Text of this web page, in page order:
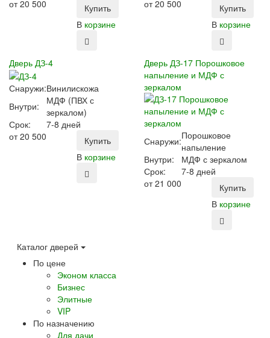
от20 500
Купить
В корзине
от20 500
Купить
В корзине
Дверь ДЗ-4
Снаружи:Винилискожа
Внутри:
МДФ (ПВХ с
зеркалом)
Срок:
7-8 дней
от20 500
Купить
В корзине
Дверь ДЗ-17 Порошковое
напыление и МДФ с
зеркалом
Снаружи:Порошковое
напыление
Внутри:
МДФ с зеркалом
Срок:
7-8 дней
от21 000
Купить
В корзине
Каталог дверей
По цене
Эконом класса
Бизнес
Элитные
VIP
По назначению
Для дачи